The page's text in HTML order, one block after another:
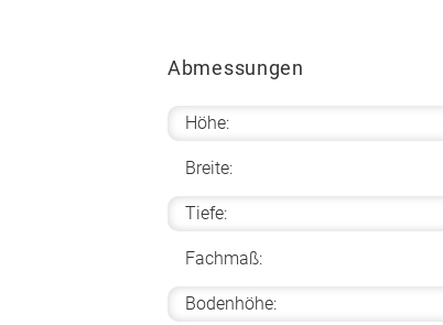
Abmessungen
Höhe:
Breite:
Tiefe:
Fachmaß:
Bodenhöhe: